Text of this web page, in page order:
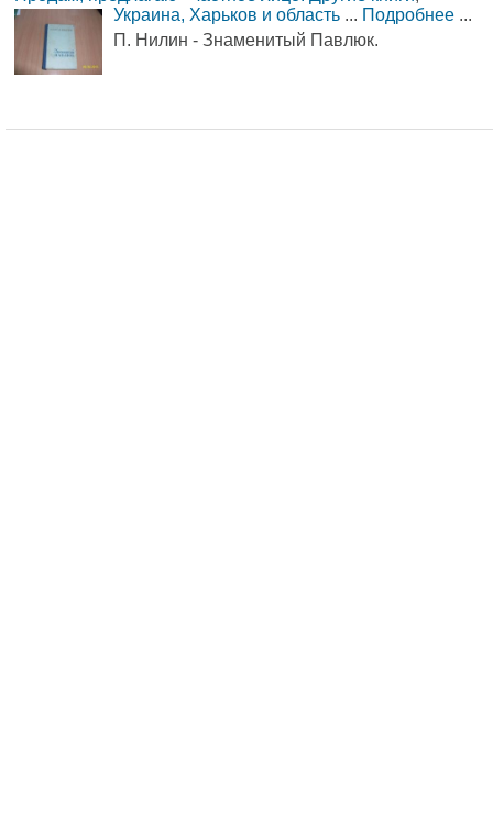
Украина, Харьков и область ... Подробнее ...
П. Нилин - Знаменитый Павлюк.